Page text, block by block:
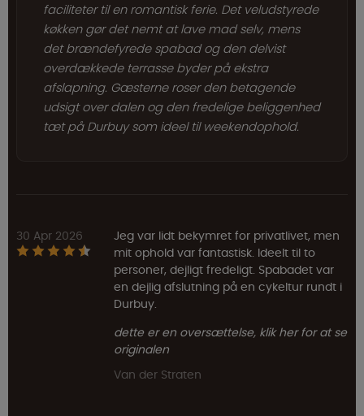
faciliteter til en romantisk ferie. Det veludstyrede
køkken gør det nemt at lave mad selv, mens
det brændefyrede spabad og den delvist
overdækkede terrasse byder på ekstra
afslapning. Gæsterne roser den betagende
udsigt over dalen og den fredelige beliggenhed
tæt på Durbuy som ideel til weekendophold.
30 Apr 2026
Jeg var lidt bekymret for privatlivet, men
mit ophold var fantastisk. Ideelt til to
personer, dejligt fredeligt. Spabadet var
en dejlig afslutning på en cykeltur rundt i
Durbuy.
dette er en oversættelse, klik her for at se
originalen
Van der Straten